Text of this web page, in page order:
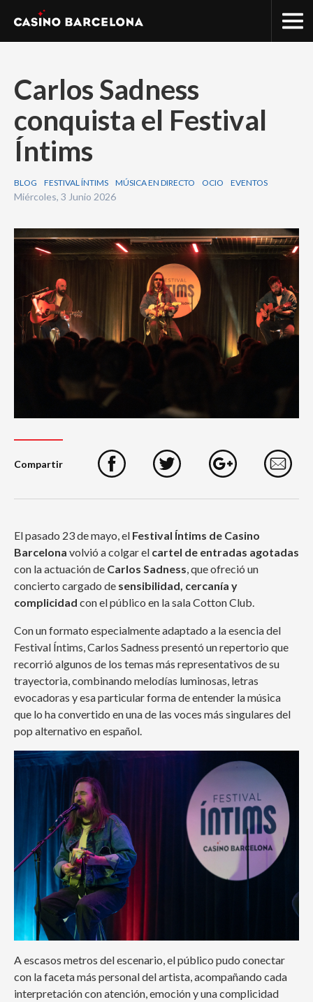
Carlos Sadness
conquista el Festival
Íntims
BLOG FESTIVAL ÍNTIMS MÚSICA EN DIRECTO OCIO EVENTOS
Miércoles, 3 Junio 2026
Compartir
Facebook Twitter Google+
El pasado 23 de mayo,el Festival Íntims de Casino
Barcelona volvió a colgar el cartel de entradas agotadas
con la actuación de Carlos Sadness, que ofreció un
concierto cargado de sensibilidad, cercanía y
complicidad con el público en la sala Cotton Club.
Con un formato especialmente adaptado a la esencia del
Festival Íntims, Carlos Sadness presentó un repertorio que
recorrió algunos de los temas más representativos de su
trayectoria, combinando melodías luminosas, letras
evocadoras y esa particular forma de entender la música
que lo ha convertido en una de las voces más singulares del
pop alternativo en español.
A escasos metros del escenario, el público pudo conectar
con la faceta más personal del artista, acompañando cada
interpretación con atención, emoción y una complicidad